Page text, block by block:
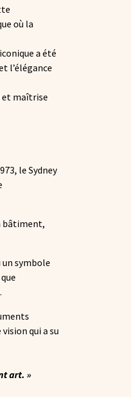
où la
a été
l’élégance
et maîtrise
le Sydney
bâtiment,
symbole
qui a su
art. »